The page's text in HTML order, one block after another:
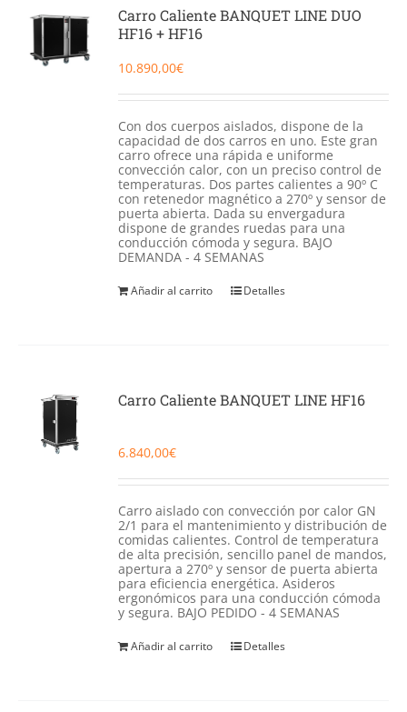
Food Service y Vending
Carro Caliente BANQUET LINE DUO
HF16 + HF16
10.890,00€
Con dos cuerpos aislados, dispone de la
capacidad de dos carros en uno. Este gran
carro ofrece una rápida e uniforme
convección calor, con un preciso control de
temperaturas. Dos partes calientes a 90º C
con retenedor magnético a 270º y sensor de
puerta abierta. Dada su envergadura
dispone de grandes ruedas para una
conducción cómoda y segura. BAJO
DEMANDA - 4 SEMANAS
Añadir al carrito Detalles
Carro Caliente BANQUET LINE HF16
6.840,00€
Carro aislado con convección por calor GN
2/1 para el mantenimiento y distribución de
comidas calientes. Control de temperatura
de alta precisión, sencillo panel de mandos,
apertura a 270º y sensor de puerta abierta
para eficiencia energética. Asideros
ergonómicos para una conducción cómoda
y segura. BAJO PEDIDO - 4 SEMANAS
Añadir al carrito Detalles